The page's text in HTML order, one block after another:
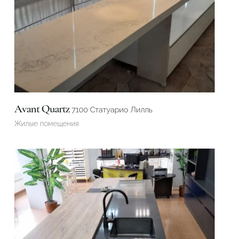
Avant Quartz7100 Статуарио Лилль
Жилые помещения